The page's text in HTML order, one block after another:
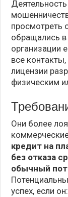
просмотреть
обращались
организации
все
лицензии
физическим
Они более
кредит на
без отказа
обычный
успех, если он: